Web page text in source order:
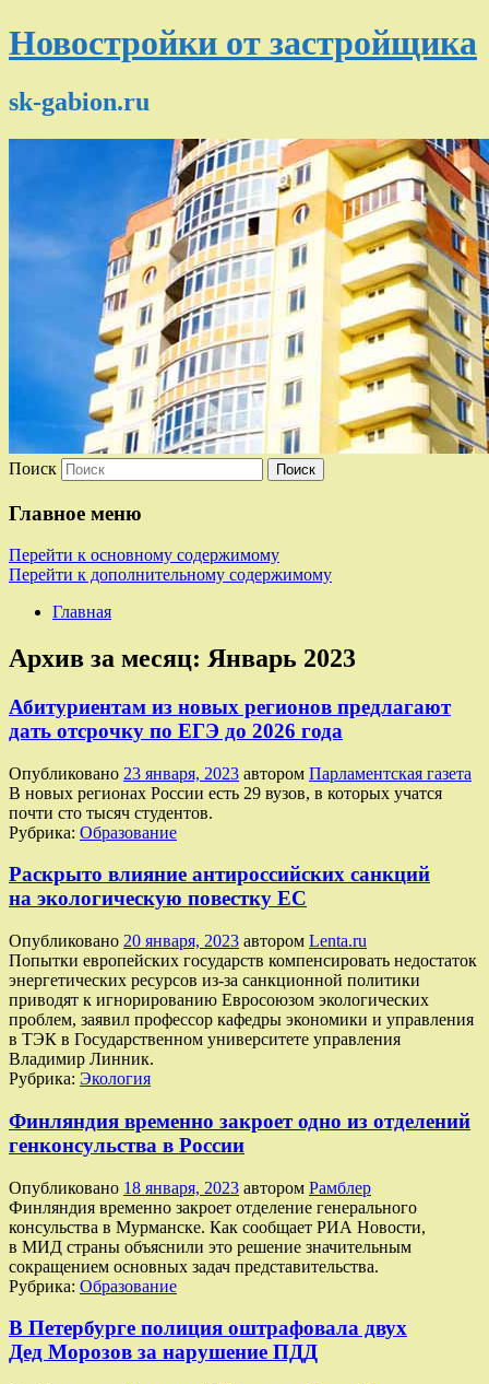
Новостройки от застройщика
sk-gabion.ru
Поиск
Главное меню
Перейти к основному содержимому
Перейти к дополнительному содержимому
Главная
Архив за месяц: Январь 2023
Абитуриентам из новых регионов предлагают
дать отсрочку по ЕГЭ до 2026 года
Опубликовано 23 января, 2023 автором Парламентская газета
В новых регионах России есть 29 вузов, в которых учатся
почти сто тысяч студентов.
Рубрика: Образование
Раскрыто влияние антироссийских санкций
на экологическую повестку ЕС
Опубликовано 20 января, 2023 автором Lenta.ru
Попытки европейских государств компенсировать недостаток
энергетических ресурсов из-за санкционной политики
приводят к игнорированию Евросоюзом экологических
проблем, заявил профессор кафедры экономики и управления
в ТЭК в Государственном университете управления
Владимир Линник.
Рубрика: Экология
Финляндия временно закроет одно из отделений
генконсульства в России
Опубликовано 18 января, 2023 автором Рамблер
Финляндия временно закроет отделение генерального
консульства в Мурманске. Как сообщает РИА Новости,
в МИД страны объяснили это решение значительным
сокращением основных задач представительства.
Рубрика: Образование
В Петербурге полиция оштрафовала двух
Дед Морозов за нарушение ПДД